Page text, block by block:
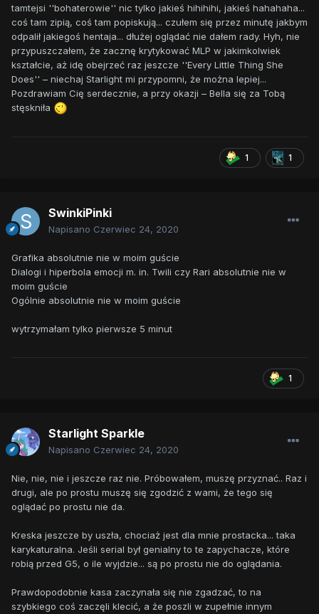
tamtejsi ''bohaterowie'' nic tylko jakieś hihihihi, jakieś hahahaha...
coś tam zipią, coś tam popiskują... czułem się przez minutę jakbym
odpalił jakiegoś hentaja... dłużej oglądać nie dałem rady. Hyh, nie
przypuszczałem, że zacznę krytykować MLP w jakimkolwiek
kształcie, aż idę obejrzeć raz jeszcze ''Every Little Thing She
Does'' – niechaj Starlight mi przypomni, że można lepiej...
Pozdrawiam Cię serdecznie, a przy okazji – Bella się za Tobą
stęskniła
1 1
SwinkiPinki
Napisano Czerwiec 24, 2020
Grafika absolutnie nie w moim guście
Dialogi i hiperbola emocji m. in. Twili czy Rari absolutnie nie w
moim guście
Ogólnie absolutnie nie w moim guście
wytrzymałam tylko pierwsze 5 minut
1
Starlight Sparkle
Napisano Czerwiec 24, 2020
Nie, nie, nie i jeszcze raz nie. Próbowałem, muszę przyznać.. Raz i
drugi, ale po prostu muszę się zgodzić z wami, że tego się
oglądać po prostu nie da.
Kreska jeszcze by uszła, chociaż jest dla mnie prostacka... taka
karykaturalna. Jeśli serial był genialny to te zapychacze, które
robią przed G5, o ile wyjdzie... są po prostu nie do oglądania.
Prawdopodobnie kasa zaczynała się nie zgadzać, to na
szybkiego coś zaczęli klecić, a że poszli w zupełnie innym